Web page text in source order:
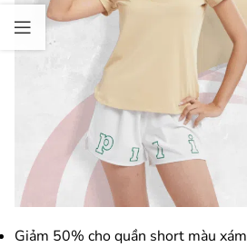
Giảm 50% cho quần short màu xám